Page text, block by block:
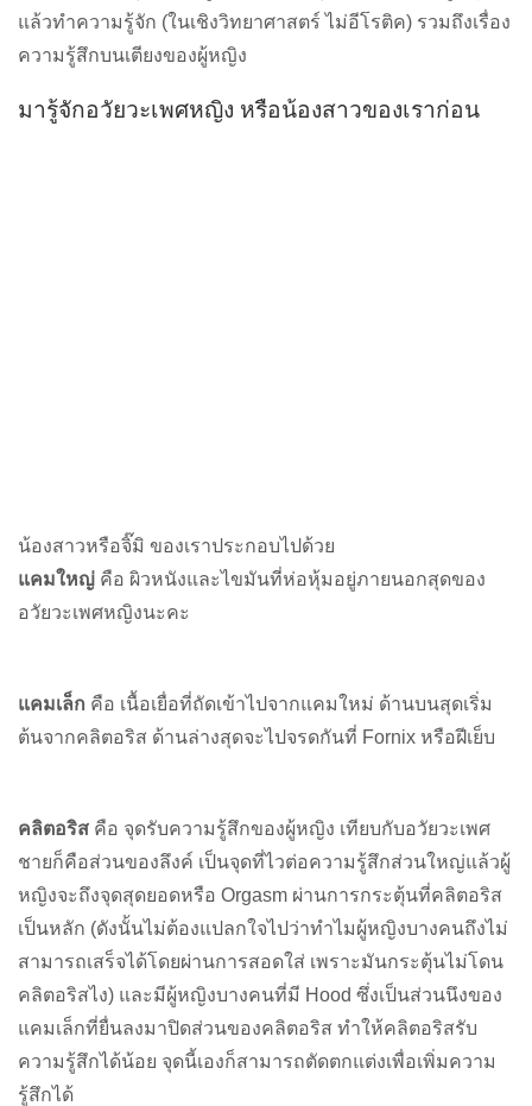
แล้วทำความรู้จัก (ในเชิงวิทยาศาสตร์ ไม่อีโรติค) รวมถึงเรื่อง
ความรู้สึกบนเตียงของผู้หญิง
มารู้จักอวัยวะเพศหญิง หรือน้องสาวของเราก่อน
น้องสาวหรือจิ๊มิ ของเราประกอบไปด้วย
แคมใหญ่ คือ ผิวหนังและไขมันที่ห่อหุ้มอยู่ภายนอกสุดของ
อวัยวะเพศหญิงนะคะ
แคมเล็ก คือ เนื้อเยื่อที่ถัดเข้าไปจากแคมใหม่ ด้านบนสุดเริ่ม
ต้นจากคลิตอริส ด้านล่างสุดจะไปจรดกันที่ Fornix หรือฝีเย็บ
คลิตอริส คือ จุดรับความรู้สึกของผู้หญิง เทียบกับอวัยวะเพศ
ชายก็คือส่วนของลึงค์ เป็นจุดที่ไวต่อความรู้สึกส่วนใหญ่แล้วผู้
หญิงจะถึงจุดสุดยอดหรือ Orgasm ผ่านการกระตุ้นที่คลิตอริส
เป็นหลัก (ดังนั้นไม่ต้องแปลกใจไปว่าทำไมผู้หญิงบางคนถึงไม่
สามารถเสร็จได้โดยผ่านการสอดใส่ เพราะมันกระตุ้นไม่โดน
คลิตอริสไง) และมีผู้หญิงบางคนที่มี Hood ซึ่งเป็นส่วนนึงของ
แคมเล็กที่ยื่นลงมาปิดส่วนของคลิตอริส ทำให้คลิตอริสรับ
ความรู้สึกได้น้อย จุดนี้เองก็สามารถตัดตกแต่งเพื่อเพิ่มความ
รู้สึกได้